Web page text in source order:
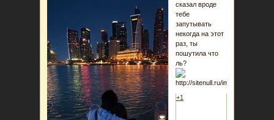
сказал вроде
тебе
запутывать
некогда на этот
раз, ты
пошутила что
ль?
+1